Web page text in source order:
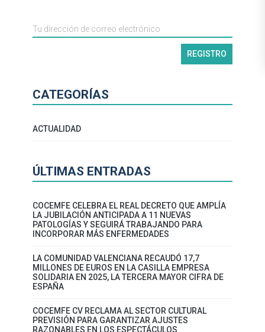
CATEGORÍAS
ACTUALIDAD
ÚLTIMAS ENTRADAS
COCEMFE CELEBRA EL REAL DECRETO QUE AMPLÍA
LA JUBILACIÓN ANTICIPADA A 11 NUEVAS
PATOLOGÍAS Y SEGUIRÁ TRABAJANDO PARA
INCORPORAR MÁS ENFERMEDADES
LA COMUNIDAD VALENCIANA RECAUDÓ 17,7
MILLONES DE EUROS EN LA CASILLA EMPRESA
SOLIDARIA EN 2025, LA TERCERA MAYOR CIFRA DE
ESPAÑA
COCEMFE CV RECLAMA AL SECTOR CULTURAL
PREVISIÓN PARA GARANTIZAR AJUSTES
RAZONABLES EN LOS ESPECTÁCULOS